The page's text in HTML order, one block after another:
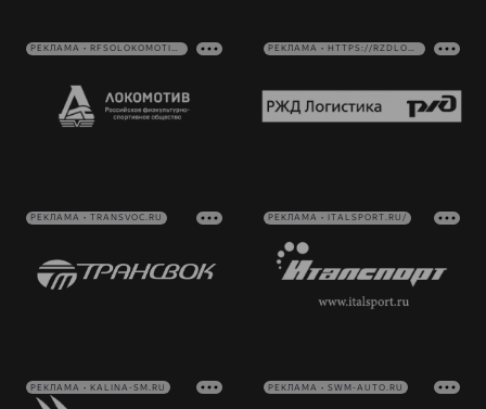
РЕКЛАМА • RFSOLOKOMOTIV.RU РЕКЛАМА • HTTPS://RZDLOG.RU/
РЕКЛАМА • TRANSVOC.RU РЕКЛАМА • ITALSPORT.RU/
РЕКЛАМА • KALINA-SM.RU РЕКЛАМА • SWM-AUTO.RU